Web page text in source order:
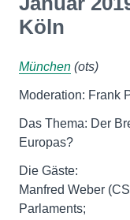
Köln
München (ots)
Moderation: Frank
Das Thema: Der
Europas?
Die Gäste:
Manfred Weber
Parlaments;